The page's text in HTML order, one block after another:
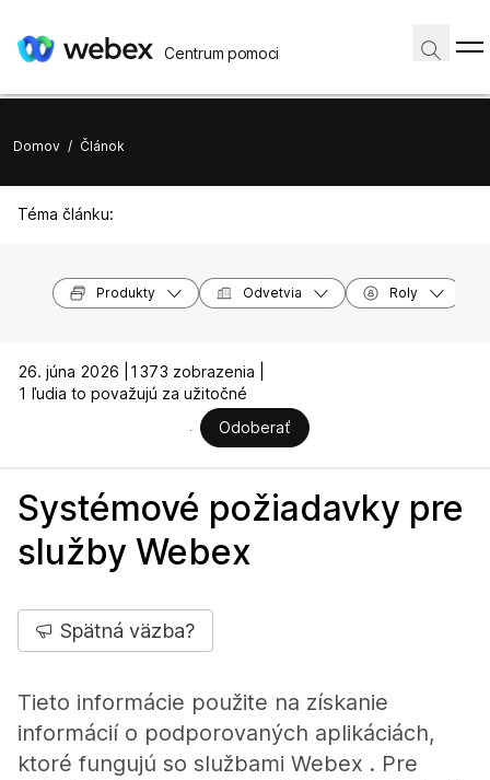
Centrum pomoci
Domov / Článok
Téma článku:
Produkty Odvetvia Roly
26. júna 2026 |
1373 zobrazenia |
1 ľudia to považujú za užitočné
Odoberať
Systémové požiadavky pre
služby Webex
Spätná väzba?
Tieto informácie použite na získanie
informácií o podporovaných aplikáciách,
ktoré fungujú so službami Webex . Pre